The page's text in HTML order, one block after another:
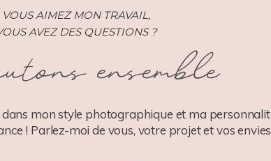
VOUS AIMEZ MON TRAVAIL,
AVEZ DES QUESTIONS ?
ensemble
mon style photographique et ma
! Parlez-moi de vous, votre projet et vos